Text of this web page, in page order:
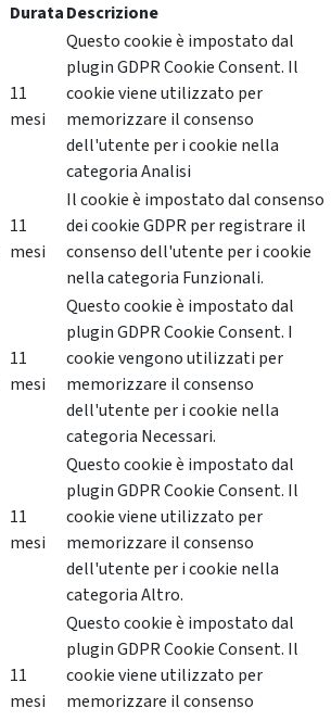
DurataDescrizione
11
mesi
Questo cookie è impostato dal
plugin GDPR Cookie Consent. Il
cookie viene utilizzato per
memorizzare il consenso
dell'utente per i cookie nella
categoria Analisi
11
mesi
Il cookie è impostato dal consenso
dei cookie GDPR per registrare il
consenso dell'utente per i cookie
nella categoria Funzionali.
11
mesi
Questo cookie è impostato dal
plugin GDPR Cookie Consent. I
cookie vengono utilizzati per
memorizzare il consenso
dell'utente per i cookie nella
categoria Necessari.
11
mesi
Questo cookie è impostato dal
plugin GDPR Cookie Consent. Il
cookie viene utilizzato per
memorizzare il consenso
dell'utente per i cookie nella
categoria Altro.
11
mesi
Questo cookie è impostato dal
plugin GDPR Cookie Consent. Il
cookie viene utilizzato per
memorizzare il consenso